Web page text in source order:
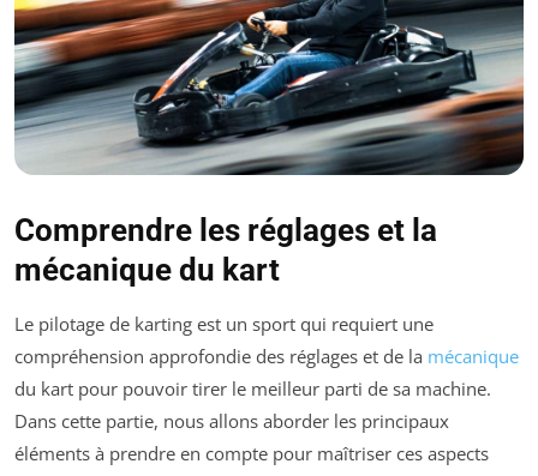
Comprendre les réglages et la
mécanique du kart
Le pilotage de karting est un sport qui requiert une
compréhension approfondie des réglages et de la mécanique
du kart pour pouvoir tirer le meilleur parti de sa machine.
Dans cette partie, nous allons aborder les principaux
éléments à prendre en compte pour maîtriser ces aspects